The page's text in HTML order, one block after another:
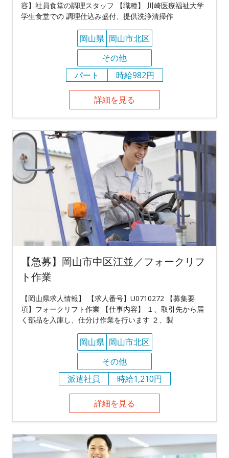
容】社員食堂の調理スタッフ 【職種】 川崎医療福祉大学
学生食堂での 調理仕込み盛付、提供洗浄清掃作
岡山県 岡山市北区
その他
パート
時給982円
詳細を見る
【急募】岡山市中区江並／フォークリフ
ト作業
【岡山県求人情報】 【求人番号】U0710272 【募集要
項】フォークリフト作業 【仕事内容】 １、取引先から届
く部品を入庫し、仕分け作業を行います ２、製
岡山県 岡山市北区
その他
派遣社員
時給1,210円
詳細を見る